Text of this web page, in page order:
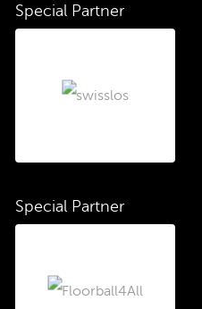
Special Partner
Special Partner